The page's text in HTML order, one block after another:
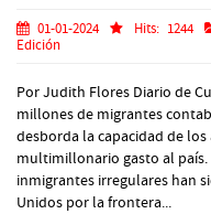
01-01-2024 Hits: 1244
Edición
Por Judith Flores Diario de
millones de migrantes
desborda la capacidad de
multimillonario gasto al país.
inmigrantes irregulares han
Unidos por la frontera...